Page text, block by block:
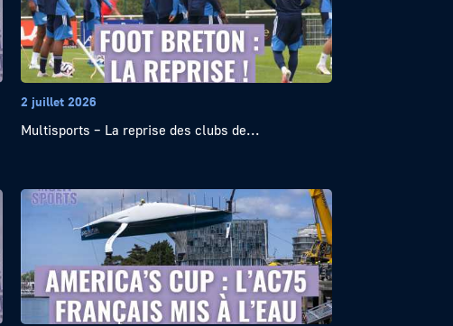
2 juillet 2026
Multisports – La reprise des clubs de...